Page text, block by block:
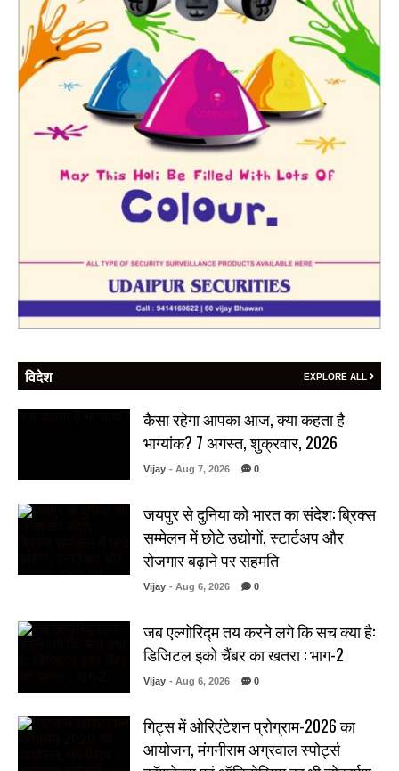
विदेश EXPLORE ALL
कैसा रहेगा आपका आज, क्या कहता है
भाग्यांक? 7 अगस्त, शुक्रवार, 2026
Vijay - Aug 7, 2026 0
जयपुर से दुनिया को भारत का संदेश: ब्रिक्स
सम्मेलन में छोटे उद्योगों, स्टार्टअप और
रोजगार बढ़ाने पर सहमति
Vijay - Aug 6, 2026 0
जब एल्गोरिद्म तय करने लगे कि सच क्या है:
डिजिटल इको चैंबर का खतरा : भाग-2
Vijay - Aug 6, 2026 0
गिट्स में ओरिएंटेशन प्रोग्राम-2026 का
आयोजन, मंगनीराम अग्रवाल स्पोर्ट्स